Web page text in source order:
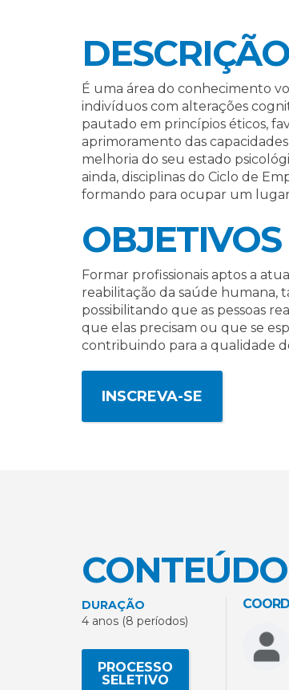
É uma área do conhecimento
indivíduos com alterações
pautado em princípios éticos,
aprimoramento das
melhoria do seu estado
ainda, disciplinas do Ciclo de
formando para ocupar um
Formar profissionais aptos a
reabilitação da saúde humana,
possibilitando que as pessoas
que elas precisam ou que se
contribuindo para a qualidade
INSCREVA-SE
DURAÇÃO
4 anos (8 períodos)
PROCESSO
SELETIVO